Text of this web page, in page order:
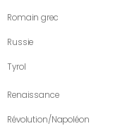
Romain grec
Russie
Tyrol
Renaissance
Révolution/Napoléon